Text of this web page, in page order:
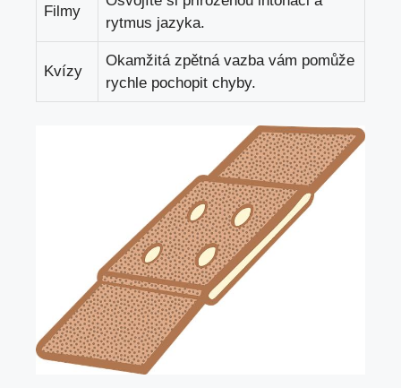
Filmy
rytmus jazyka.
Kvízy
Okamžitá zpětná vazba ⁣vám pomůže
rychle pochopit​ chyby.